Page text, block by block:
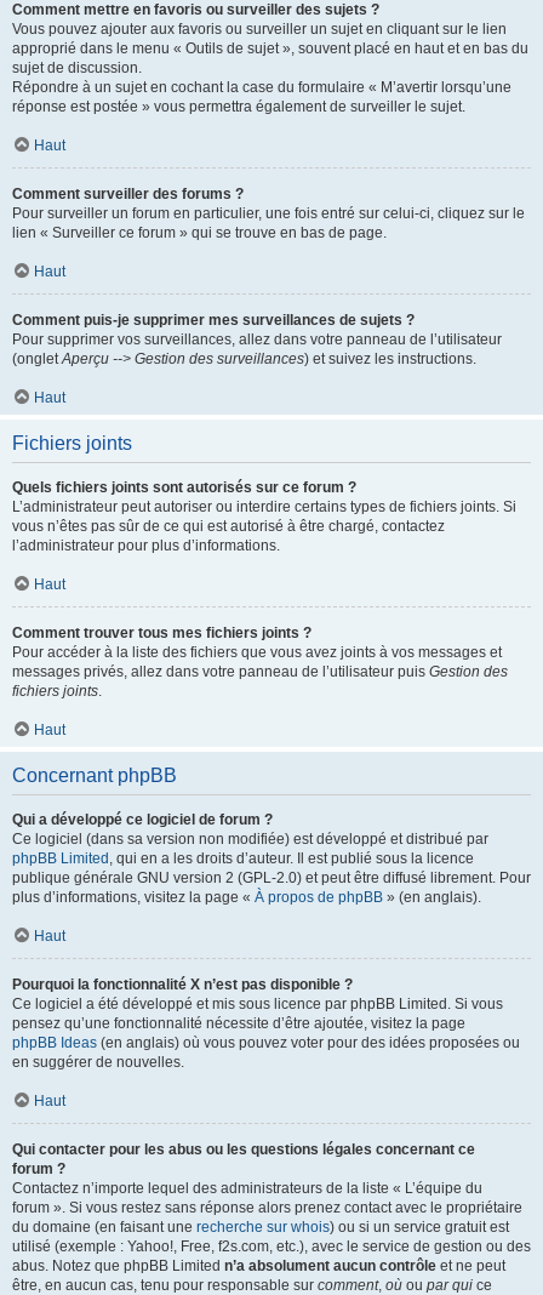
Comment mettre en favoris ou surveiller des sujets ?
Vous pouvez ajouter aux favoris ou surveiller un sujet en cliquant sur le lien
approprié dans le menu « Outils de sujet », souvent placé en haut et en bas du
sujet de discussion.
Répondre à un sujet en cochant la case du formulaire « M’avertir lorsqu’une
réponse est postée » vous permettra également de surveiller le sujet.
Haut
Comment surveiller des forums ?
Pour surveiller un forum en particulier, une fois entré sur celui-ci, cliquez sur le
lien « Surveiller ce forum » qui se trouve en bas de page.
Haut
Comment puis-je supprimer mes surveillances de sujets ?
Pour supprimer vos surveillances, allez dans votre panneau de l’utilisateur
(ongletAperçu --> Gestion des surveillances) et suivez les instructions.
Haut
Fichiers joints
Quels fichiers joints sont autorisés sur ce forum ?
L’administrateur peut autoriser ou interdire certains types de fichiers joints. Si
vous n’êtes pas sûr de ce qui est autorisé à être chargé, contactez
l’administrateur pour plus d’informations.
Haut
Comment trouver tous mes fichiers joints ?
Pour accéder à la liste des fichiers que vous avez joints à vos messages et
messages privés, allez dans votre panneau de l’utilisateur puis Gestion des
fichiers joints.
Haut
Concernant phpBB
Qui a développé ce logiciel de forum ?
Ce logiciel (dans sa version non modifiée) est développé et distribué par
phpBB Limited , qui en a les droits d’auteur. Il est publié sous la licence
publique générale GNU version 2 (GPL-2.0) et peut être diffusé librement. Pour
plus d’informations, visitez la page « À propos de phpBB » (en anglais).
Haut
Pourquoi la fonctionnalité X n’est pas disponible ?
Ce logiciel a été développé et mis sous licence par phpBB Limited. Si vous
pensez qu’une fonctionnalité nécessite d’être ajoutée, visitez la page
phpBB Ideas (en anglais) où vous pouvez voter pour des idées proposées ou
en suggérer de nouvelles.
Haut
Qui contacter pour les abus ou les questions légales concernant ce
forum ?
Contactez n’importe lequel des administrateurs de la liste « L’équipe du
forum ». Si vous restez sans réponse alors prenez contact avec le propriétaire
du domaine (en faisant une recherche sur whois) ou si un service gratuit est
utilisé (exemple : Yahoo!, Free, f2s.com, etc.), avec le service de gestion ou des
abus. Notez que phpBB Limited n’a absolument aucun contrôle et ne peut
être, en aucun cas, tenu pour responsable sur comment, où ou par qui ce